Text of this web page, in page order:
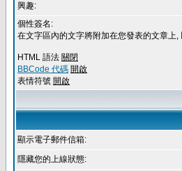
興趣:
個性簽名:
在文字區內的文字將附加在您發表的文章上,
HTML 語法 關閉
BBCode 代碼 開啟
表情符號 開啟
顯示電子郵件信箱:
隱藏您的上線狀態: